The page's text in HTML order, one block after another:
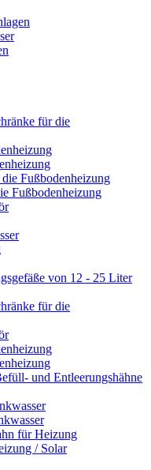
für die
Fußbodenheizung
Fußbodenheizung
von 12 - 25 Liter
für die
und Entleerungshähne
für Heizung
/ Solar